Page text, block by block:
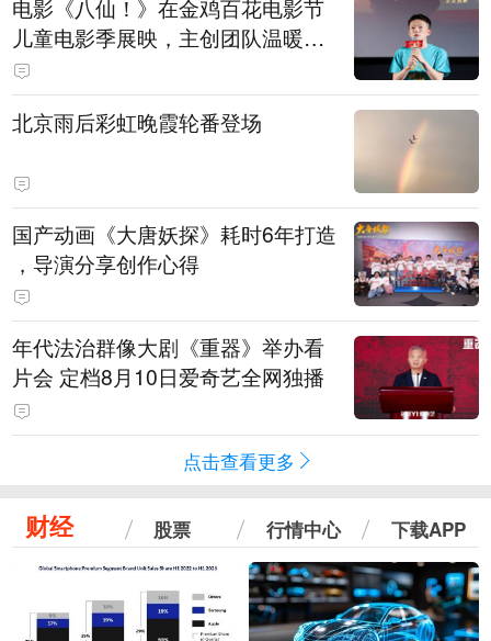
电影《八仙！》在金鸡百花电影节
儿童电影季展映，主创团队温暖寄
语小观众
北京雨后彩虹晚霞轮番登场
国产动画《大唐妖探》耗时6年打造
，导演分享创作心得
年代法治群像大剧《重器》举办看
片会 定档8月10日爱奇艺全网独播
点击查看更多
财经 股票 行情中心 下载APP